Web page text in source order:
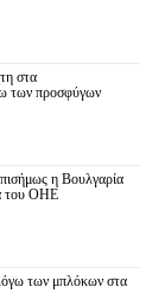
στα
των προσφύγων
η Βουλγαρία
του ΟΗΕ
των μπλόκων στα